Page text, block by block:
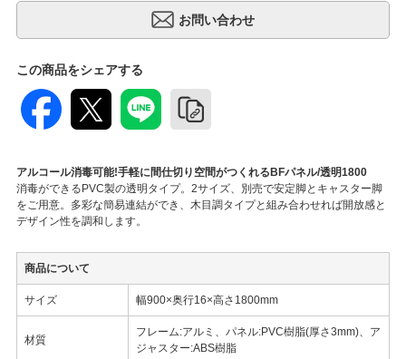
この商品をシェアする
アルコール消毒可能!手軽に間仕切り空間がつくれるBFパネル/透明1800
消毒ができるPVC製の透明タイプ。2サイズ、別売で安定脚とキャスター脚
をご用意。多彩な簡易連結ができ、木目調タイプと組み合わせれば開放感と
デザイン性を調和します。
商品について
サイズ 幅900×奥行16×高さ1800mm
材質
フレーム:アルミ、パネル:PVC樹脂(厚さ3mm)、ア
ジャスター:ABS樹脂